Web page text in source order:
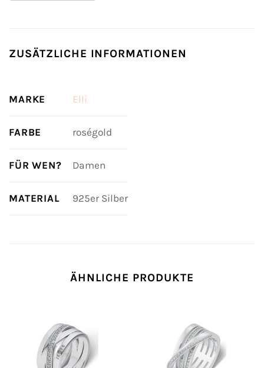
ZUSÄTZLICHE INFORMATIONEN
MARKE Elli
FARBE roségold
FÜR WEN? Damen
MATERIAL 925er Silber
ÄHNLICHE PRODUKTE